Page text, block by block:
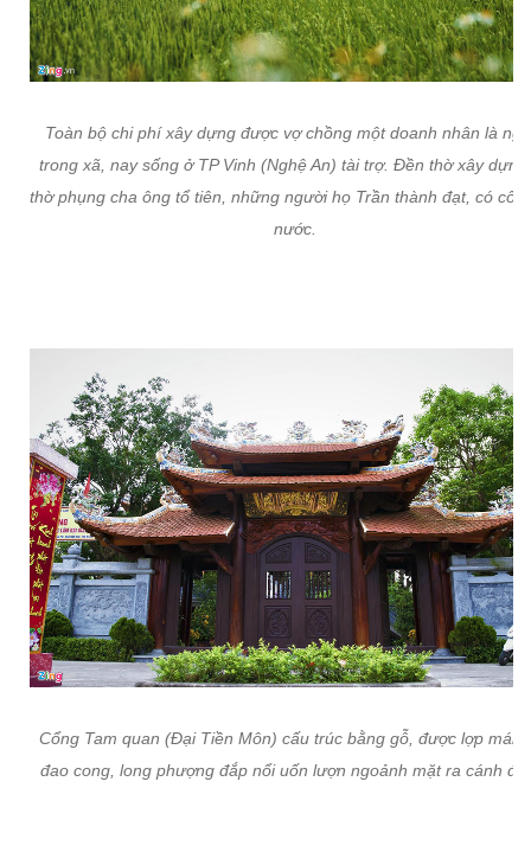
Toàn bộ chi phí xây dựng được vợ chồng một doanh nhân là
trong xã, nay sống ở TP Vinh (Nghệ An) tài trợ. Đền thờ xây dựng
thờ phụng cha ông tổ tiên, những người họ Trần thành đạt, có
nước.
Cổng Tam quan (Đại Tiền Môn) cấu trúc bằng gỗ, được lợp mái
đao cong, long phượng đắp nổi uốn lượn ngoảnh mặt ra cánh